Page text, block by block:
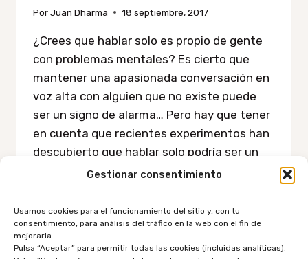
Gestionar consentimiento
Usamos cookies para el funcionamiento del sitio y, con tu
consentimiento, para análisis del tráfico en la web con el fin de
mejorarla.
Pulsa “Aceptar” para permitir todas las cookies (incluidas analíticas).
PorJuan Dharma 18 septiembre, 2017
¿Crees que hablar solo es propio de gente
con problemas mentales? Es cierto que
mantener una apasionada conversación en
voz alta con alguien que no existe puede
ser un signo de alarma… Pero hay que tener
en cuenta que recientes experimentos han
descubierto que hablar solo podría ser un
signo de gran inteligencia. Dos motivos…
SOLO
ES
PERSONAS